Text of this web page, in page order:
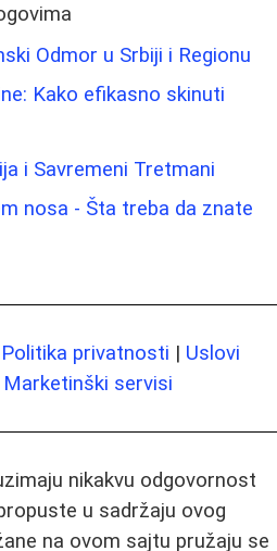
Odmor u Srbiji i Regionu
Kako efikasno skinuti
i Savremeni Tretmani
nosa - Šta treba da znate
Politika privatnosti | Uslovi
Marketinški servisi
nikakvu odgovornost
u sadržaju ovog
na ovom sajtu pružaju se